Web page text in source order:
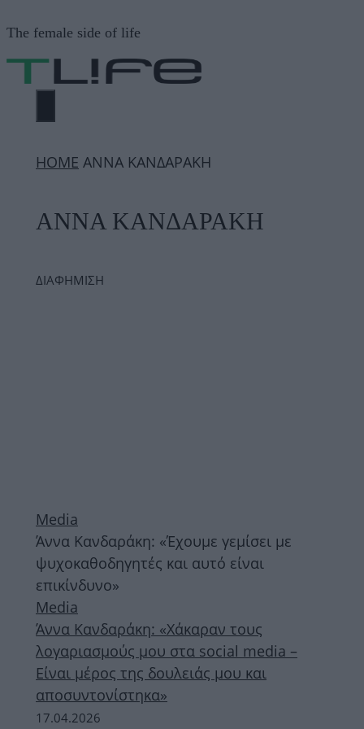
σε
περιεχόμενο
The female side of life
ΜΕΝΟΎ
ΗΟΜΕ ΑΝΝΑ ΚΑΝΔΑΡΑΚΗ
ΑΝΝΑ ΚΑΝΔΑΡΑΚΗ
ΔΙΑΦΗΜΙΣΗ
Media
Άννα Κανδαράκη: «Έχουμε γεμίσει με
ψυχοκαθοδηγητές και αυτό είναι
επικίνδυνο»
Media
Άννα Κανδαράκη: «Xάκαραν τους
λογαριασμούς μου στα social media –
Είναι μέρος της δουλειάς μου και
αποσυντονίστηκα»
17.04.2026